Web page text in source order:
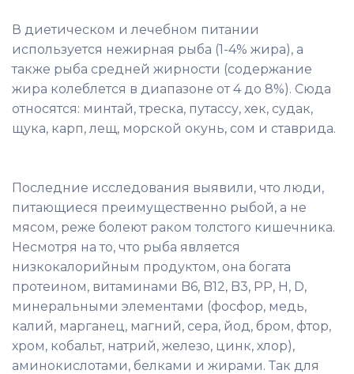
В диетическом и лечебном питании
используется нежирная рыба (1-4% жира), а
также рыба средней жирности (содержание
жира колеблется в диапазоне от 4 до 8%). Сюда
относятся: минтай, треска, путассу, хек, судак,
щука, карп, лещ, морской окунь, сом и ставрида.
Последние исследования выявили, что люди,
питающиеся преимущественно рыбой, а не
мясом, реже болеют раком толстого кишечника.
Несмотря на то, что рыба является
низкокалорийным продуктом, она богата
протеином, витаминами B6, B12, B3, PP, H, D,
минеральными элементами (фосфор, медь,
калий, марганец, магний, сера, йод, бром, фтор,
хром, кобальт, натрий, железо, цинк, хлор),
аминокислотами, белками и жирами. Так для